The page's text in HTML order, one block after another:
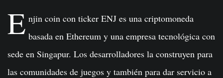
E njin coin con ticker ENJ es una criptomoneda
basada en Ethereum y una empresa tecnológica con
sede en Singapur. Los desarrolladores la construyen para
las comunidades de juegos y también para dar servicio a